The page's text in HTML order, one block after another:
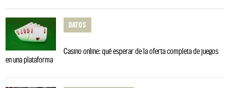
DATOS
Casino online: qué esperar de la oferta completa de juegos
en una plataforma